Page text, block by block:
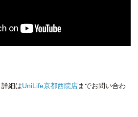
詳細はUniLife京都西院店までお問い合わ